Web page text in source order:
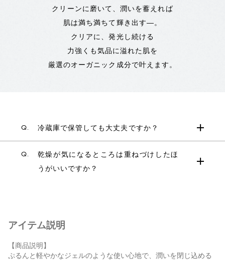
クリーンに磨いて、潤いを蓄えれば
肌は満ち満ちて輝き出す―。
クリアに、発光し続ける
力強くも気品に溢れた肌を
厳選のオーガニック成分で叶えます。
Q. 冷蔵庫で保管しても大丈夫ですか？
Q.
乾燥が気になるところは重ねづけしたほ
うがいいですか？
アイテム説明
【商品説明】
ぷるんと軽やかなジェルのような使い心地で、潤いを閉じ込める